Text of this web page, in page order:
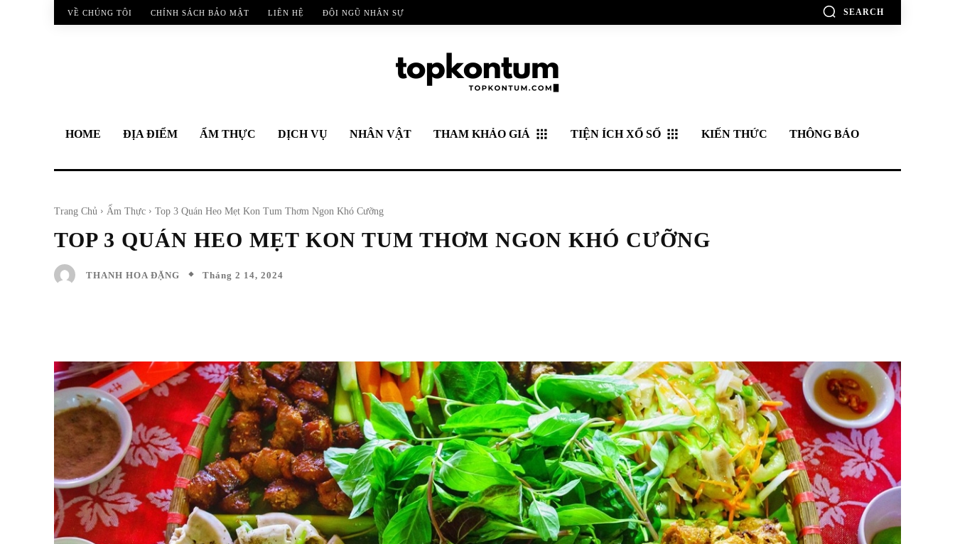
VỀ CHÚNG TÔI CHÍNH SÁCH BẢO MẬT LIÊN HỆ ĐỘI NGŨ NHÂN SỰ SEARCH
HOME ĐỊA ĐIỂM ẨM THỰC DỊCH VỤ NHÂN VẬT THAM KHẢO GIÁ TIỆN ÍCH XỔ SỐ KIẾN THỨC THÔNG BÁO
Trang Chủ Ẩm Thực Top 3 Quán Heo Mẹt Kon Tum Thơm Ngon Khó Cưỡng
TOP 3 QUÁN HEO MẸT KON TUM THƠM NGON KHÓ CƯỠNG
THANH HOA ĐẶNG Tháng 2 14, 2024